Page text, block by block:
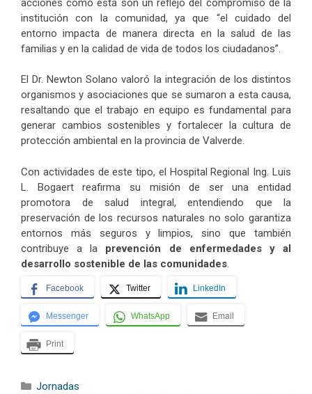
acciones como esta son un reflejo del compromiso de la
institución con la comunidad, ya que “el cuidado del
entorno impacta de manera directa en la salud de las
familias y en la calidad de vida de todos los ciudadanos”.
El Dr. Newton Solano valoró la integración de los distintos
organismos y asociaciones que se sumaron a esta causa,
resaltando que el trabajo en equipo es fundamental para
generar cambios sostenibles y fortalecer la cultura de
protección ambiental en la provincia de Valverde.
Con actividades de este tipo, el Hospital Regional Ing. Luis
L. Bogaert reafirma su misión de ser una entidad
promotora de salud integral, entendiendo que la
preservación de los recursos naturales no solo garantiza
entornos más seguros y limpios, sino que también
contribuye a la prevención de enfermedades y al
desarrollo sostenible de las comunidades.
Facebook Twitter LinkedIn
Messenger WhatsApp Email
Print
Categorías
Jornadas